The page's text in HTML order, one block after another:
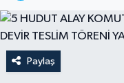
Paylaş